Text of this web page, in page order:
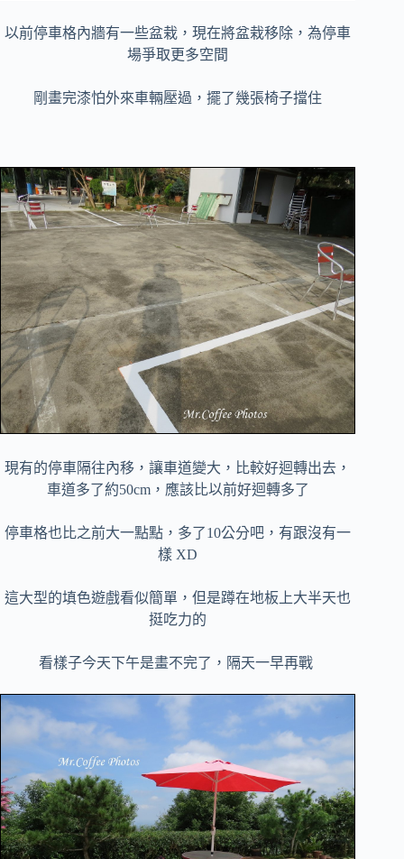
以前停車格內牆有一些盆栽，現在將盆栽移除，為停車
場爭取更多空間
剛畫完漆怕外來車輛壓過，擺了幾張椅子擋住
現有的停車隔往內移，讓車道變大，比較好迴轉出去，
車道多了約50cm，應該比以前好迴轉多了
停車格也比之前大一點點，多了10公分吧，有跟沒有一
樣 XD
這大型的填色遊戲看似簡單，但是蹲在地板上大半天也
挺吃力的
看樣子今天下午是畫不完了，隔天一早再戰